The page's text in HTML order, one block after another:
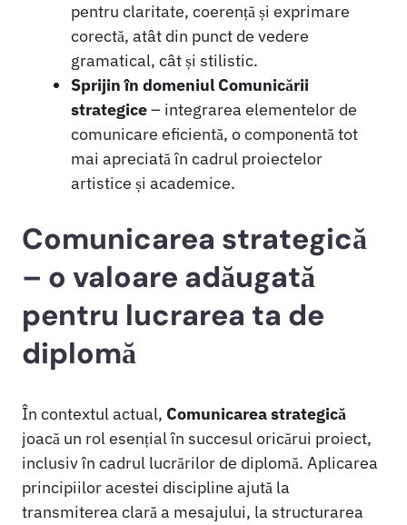
pentru claritate, coerență și exprimare
corectă, atât din punct de vedere
gramatical, cât și stilistic.
Sprijin în domeniul Comunicării
strategice– integrarea elementelor de
comunicare eficientă, o componentă tot
mai apreciată în cadrul proiectelor
artistice și academice.
Comunicarea strategică
– o valoare adăugată
pentru lucrarea ta de
diplomă
În contextul actual, Comunicarea strategică
joacă un rol esențial în succesul oricărui proiect,
inclusiv în cadrul lucrărilor de diplomă. Aplicarea
principiilor acestei discipline ajută la
transmiterea clară a mesajului, la structurarea